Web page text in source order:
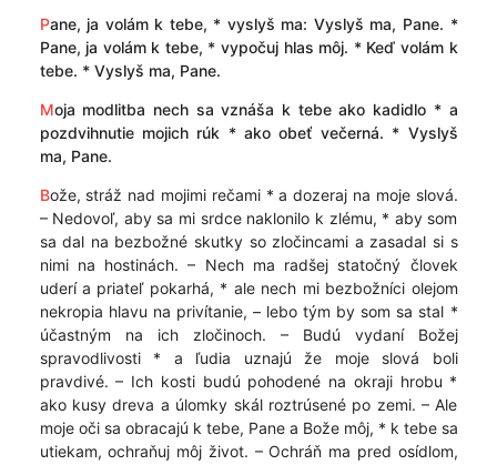
Pane, ja volám k tebe, * vyslyš ma: Vyslyš ma, Pane. *
Pane, ja volám k tebe, * vypočuj hlas môj. * Keď volám k
tebe. * Vyslyš ma, Pane.
Moja modlitba nech sa vznáša k tebe ako kadidlo * a
pozdvihnutie mojich rúk * ako obeť večerná. * Vyslyš
ma, Pane.
Bože, stráž nad mojimi rečami * a dozeraj na moje slová.
– Nedovoľ, aby sa mi srdce naklonilo k zlému, * aby som
sa dal na bezbožné skutky so zločincami a zasadal si s
nimi na hostinách. – Nech ma radšej statočný človek
uderí a priateľ pokarhá, * ale nech mi bezbožníci olejom
nekropia hlavu na privítanie, – lebo tým by som sa stal *
účastným na ich zločinoch. – Budú vydaní Božej
spravodlivosti * a ľudia uznajú že moje slová boli
pravdivé. – Ich kosti budú pohodené na okraji hrobu *
ako kusy dreva a úlomky skál roztrúsené po zemi. – Ale
moje oči sa obracajú k tebe, Pane a Bože môj, * k tebe sa
utiekam, ochraňuj môj život. – Ochráň ma pred osídlom,